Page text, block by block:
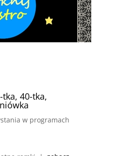
40-tka,
w programach